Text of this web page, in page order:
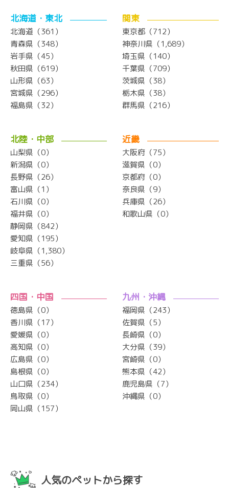
北海道・東北
北海道（361）
青森県（348）
岩手県（45）
秋田県（619）
山形県（63）
宮城県（296）
福島県（32）
関東
東京都（712）
神奈川県（1,689）
埼玉県（140）
千葉県（709）
茨城県（38）
栃木県（38）
群馬県（216）
北陸・中部
山梨県（0）
新潟県（0）
長野県（26）
富山県（1）
石川県（0）
福井県（0）
静岡県（842）
愛知県（195）
岐阜県（1,380）
三重県（56）
近畿
大阪府（75）
滋賀県（0）
京都府（0）
奈良県（9）
兵庫県（26）
和歌山県（0）
四国・中国
徳島県（0）
香川県（17）
愛媛県（0）
高知県（0）
広島県（0）
島根県（0）
山口県（234）
鳥取県（0）
岡山県（157）
九州・沖縄
福岡県（243）
佐賀県（5）
長崎県（0）
大分県（39）
宮崎県（0）
熊本県（42）
鹿児島県（7）
沖縄県（0）
人気のペットから探す